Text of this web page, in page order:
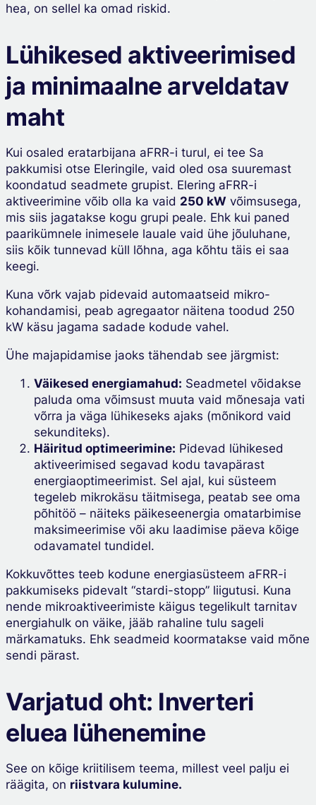
hea, on sellel ka omad riskid.
Lühikesed aktiveerimised
ja minimaalne arveldatav
maht
Kui osaled eratarbijana aFRR-i turul, ei tee Sa
pakkumisi otse Eleringile, vaid oled osa suuremast
koondatud seadmete grupist. Elering aFRR-i
aktiveerimine võib olla ka vaid 250 kW võimsusega,
mis siis jagatakse kogu grupi peale. Ehk kui paned
paarikümnele inimesele lauale vaid ühe jõuluhane,
siis kõik tunnevad küll lõhna, aga kõhtu täis ei saa
keegi.
Kuna võrk vajab pidevaid automaatseid mikro-
kohandamisi, peab agregaator näitena toodud 250
kW käsu jagama sadade kodude vahel.
Ühe majapidamise jaoks tähendab see järgmist:
Väikesed energiamahud: Seadmetel võidakse
paluda oma võimsust muuta vaid mõnesaja vati
võrra ja väga lühikeseks ajaks (mõnikord vaid
sekunditeks).
Häiritud optimeerimine: Pidevad lühikesed
aktiveerimised segavad kodu tavapärast
energiaoptimeerimist. Sel ajal, kui süsteem
tegeleb mikrokäsu täitmisega, peatab see oma
põhitöö – näiteks päikeseenergia omatarbimise
maksimeerimise või aku laadimise päeva kõige
odavamatel tundidel.
Kokkuvõttes teeb kodune energiasüsteem aFRR-i
pakkumiseks pidevalt “stardi-stopp” liigutusi. Kuna
nende mikroaktiveerimiste käigus tegelikult tarnitav
energiahulk on väike, jääb rahaline tulu sageli
märkamatuks. Ehk seadmeid koormatakse vaid mõne
sendi pärast.
Varjatud oht: Inverteri
eluea lühenemine
See on kõige kriitilisem teema, millest veel palju ei
räägita, on riistvara kulumine.